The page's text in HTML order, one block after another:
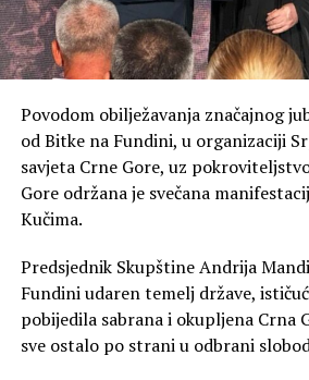
Povodom obilježavanja značajnog
od Bitke na Fundini, u organizaciji
savjeta Crne Gore, uz
Gore održana je svečana
Kučima.
Predsjednik Skupštine Andrija
Fundini udaren temelj države,
pobijedila sabrana i okupljena Crna
sve ostalo po strani u odbrani